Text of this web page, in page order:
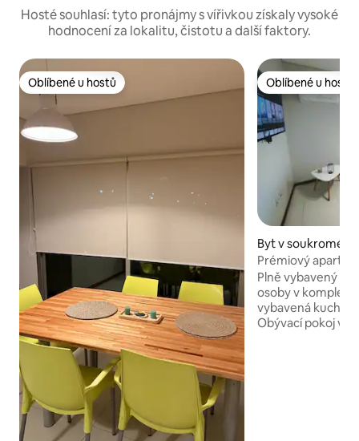
Hosté souhlasí: tyto pronájmy s vířivkou získaly vysoké
hodnocení za lokalitu, čistotu a další faktory.
Oblíbené u hostů
Oblíbené u hostů Oblíbené u hostů
Oblíbené u hostů
Byt v soukromém
e městě San Juan
Prémiový
Plně vybavený
osoby v
vybavená
Obývací pokoj v